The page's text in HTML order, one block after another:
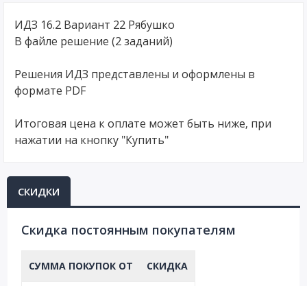
ИДЗ 16.2 Вариант 22 Рябушко
В файле решение (2 заданий)
Решения ИДЗ представлены и оформлены в
формате PDF
Итоговая цена к оплате может быть ниже, при
нажатии на кнопку "Купить"
СКИДКИ
Cкидка постоянным покупателям
СУММА ПОКУПОК ОТ СКИДКА